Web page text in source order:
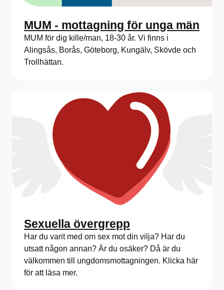
MUM - mottagning för unga män
MUM för dig kille/man, 18-30 år. Vi finns i
Alingsås, Borås, Göteborg, Kungälv, Skövde och
Trollhättan.
Sexuella övergrepp
Har du varit med om sex mot din vilja? Har du
utsatt någon annan? Är du osäker? Då är du
välkommen till ungdomsmottagningen. Klicka här
för att läsa mer.